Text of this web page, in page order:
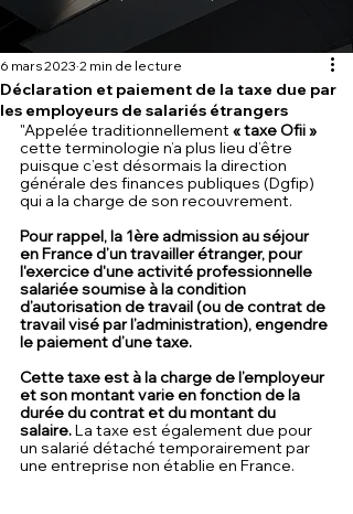
Déclaration et paiement de la taxe due par
les employeurs de salariés étrangers
6 mars 2023 2 min de lecture
"Appelée traditionnellement « taxe Ofii »
cette terminologie n’a plus lieu d’être
puisque c’est désormais la direction
générale des finances publiques (Dgfip)
qui a la charge de son recouvrement.
Pour rappel, la 1ère admission au séjour
en France d’un travailler étranger, pour
l'exercice d'une activité professionnelle
salariée soumise à la condition
d’autorisation de travail (ou de contrat de
travail visé par l’administration), engendre
le paiement d’une taxe.
Cette taxe est à la charge de l’employeur
et son montant varie en fonction de la
durée du contrat et du montant du
salaire. La taxe est également due pour
un salarié détaché temporairement par
une entreprise non établie en France.